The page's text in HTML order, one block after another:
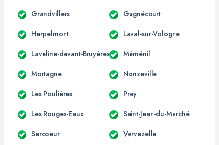
Grandvillers Gugnécourt
Herpelmont Laval-sur-Vologne
Laveline-devant-Bruyères Méménil
Mortagne Nonzeville
Les Poulières Prey
Les Rouges-Eaux Saint-Jean-du-Marché
Sercoeur Vervezelle